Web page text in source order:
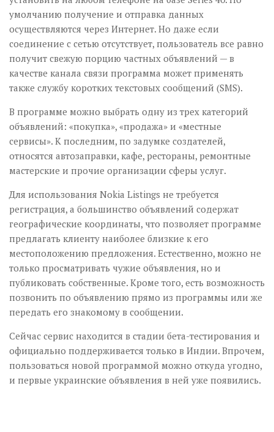
умолчанию получение и отправка данных
осуществляются через Интернет. Но даже если
соединение с сетью отсутствует, пользователь все равно
получит свежую порцию частных объявлений — в
качестве канала связи программа может применять
также службу коротких текстовых сообщений (SMS).
В программе можно выбрать одну из трех категорий
объявлений: «покупка», «продажа» и «местные
сервисы». К последним, по задумке создателей,
относятся автозаправки, кафе, рестораны, ремонтные
мастерские и прочие организации сферы услуг.
Для использования Nokia Listings не требуется
регистрация, а большинство объявлений содержат
географические координаты, что позволяет программе
предлагать клиенту наиболее близкие к его
местоположению предложения. Естественно, можно не
только просматривать чужие объявления, но и
публиковать собственные. Кроме того, есть возможность
позвонить по объявлению прямо из программы или же
передать его знакомому в сообщении.
Сейчас сервис находится в стадии бета-тестирования и
официально поддерживается только в Индии. Впрочем,
пользоваться новой программой можно откуда угодно,
и первые украинские объявления в ней уже появились.